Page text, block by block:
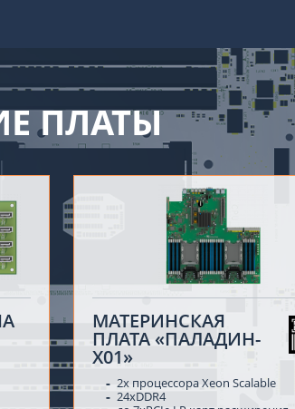
ПЛАТЫ
МАТЕРИНСКАЯ
ПЛАТА «ПАЛАДИН-
Х01»
2х процессора Xeon Scalable
24xDDR4